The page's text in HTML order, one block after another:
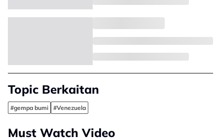
Topic Berkaitan
#gempa bumi #Venezuela
Must Watch Video